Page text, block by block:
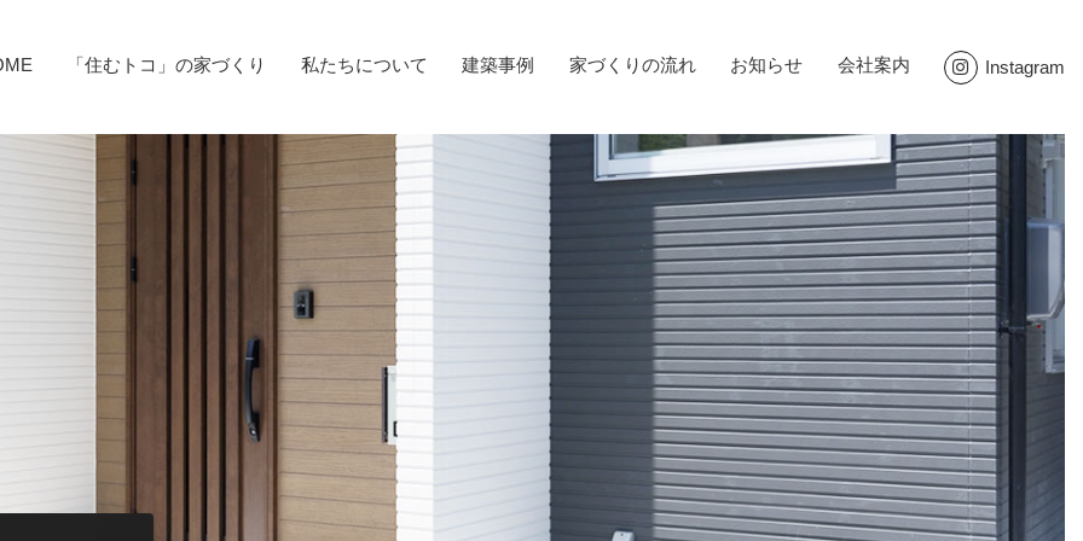
「住むトコ」の家づくり 私たちについて 建築事例 家づくりの流れ お知らせ 会社案内 Instagram